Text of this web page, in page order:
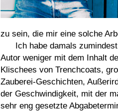
zu sein, die mir eine solche
Ich habe damals
Autor weniger mit dem Inhalt
Klischees von Trenchcoats,
Zauberei-Geschichten,
der Geschwindigkeit, mit der
sehr eng gesetzte